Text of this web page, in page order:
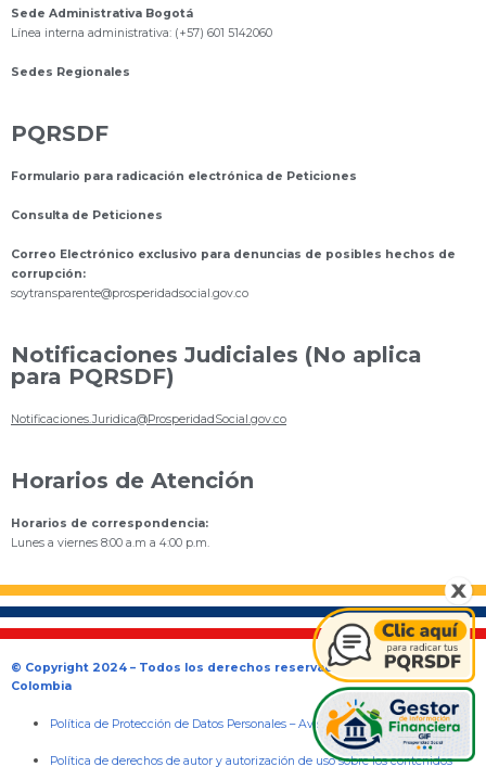
Sede Administrativa Bogotá
Línea interna administrativa: (+57) 601 5142060
Sedes Regionales
PQRSDF
Formulario para radicación electrónica de Peticiones
Consulta de Peticiones
Correo Electrónico exclusivo para denuncias de posibles hechos de
corrupción:
soytransparente@prosperidadsocial.gov.co
Notificaciones Judiciales (No aplica
para PQRSDF)
Notificaciones.Juridica@ProsperidadSocial.gov.co
Horarios de Atención
Horarios de correspondencia:
Lunes a viernes 8:00 a.m a 4:00 p.m.
© Copyright 2024 – Todos los derechos reservados Gobierno de
Colombia
Política de Protección de Datos Personales –Aviso de Privacidad
Política de derechos de autor y autorización de uso sobre los contenidos